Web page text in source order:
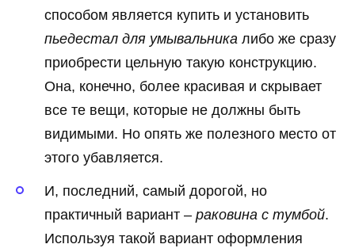
способом является купить и установить
пьедестал для умывальника либо же сразу
приобрести цельную такую конструкцию.
Она, конечно, более красивая и скрывает
все те вещи, которые не должны быть
видимыми. Но опять же полезного место от
этого убавляется.
И, последний, самый дорогой, но
практичный вариант – раковина с тумбой.
Используя такой вариант оформления